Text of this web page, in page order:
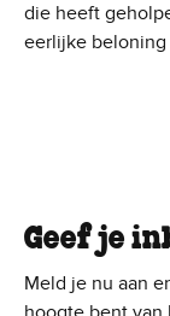
die heeft
eerlijke beloning
Geef je
Meld je nu aan